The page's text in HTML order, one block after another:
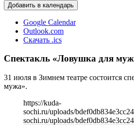
Добавить в календарь
Google Calendar
Outlook.com
Скачать .ics
Спектакль «Ловушка для
31 июля в Зимнем театре состоится
мужа».
https://kuda-
sochi.ru/uploads/
sochi.ru/uploads/